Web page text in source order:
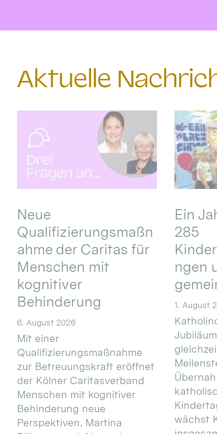
Aktuelle
Neue
Qualifizierungsmaßn
ahme der Caritas für
Menschen mit
kognitiver
Behinderung
6. August 2026
Mit einer
Qualifizierungsmaßnahme
zur Betreuungskraft eröffnet
der Kölner Caritasverband
Menschen mit kognitiver
Behinderung neue
Perspektiven. Martina
Ein
285
ngen
1. August
wächst